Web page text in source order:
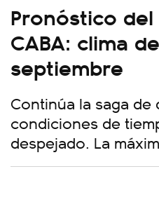
Pronóstico
CABA: clima
septiembre
Continúa la saga
condiciones de
despejado. La